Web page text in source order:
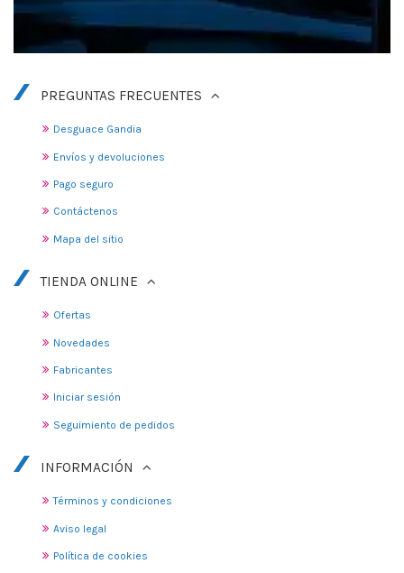
PREGUNTAS FRECUENTES
Desguace Gandia
Envíos y devoluciones
Pago seguro
Contáctenos
Mapa del sitio
TIENDA ONLINE
Ofertas
Novedades
Fabricantes
Iniciar sesión
Seguimiento de pedidos
INFORMACIÓN
Términos y condiciones
Aviso legal
Política de cookies